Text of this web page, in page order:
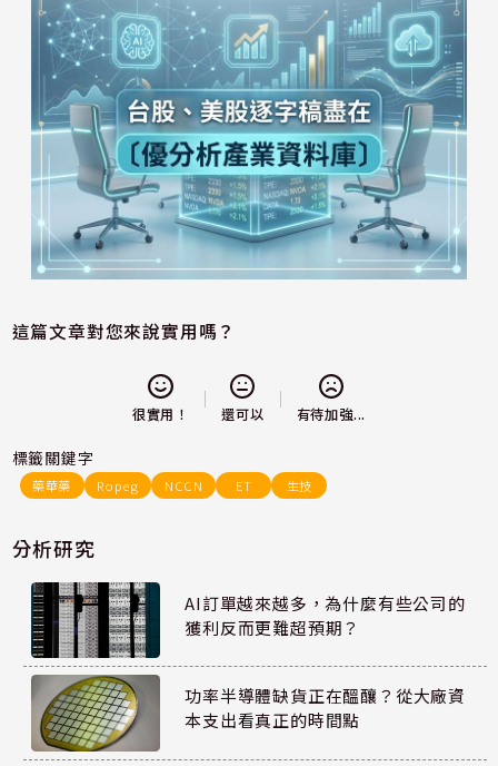
這篇文章對您來說實用嗎？
很實用！ 還可以 有待加強...
標籤關鍵字
藥華藥 Ropeg NCCN ET 生技
分析研究
AI訂單越來越多，為什麼有些公司的
獲利反而更難超預期？
功率半導體缺貨正在醞釀？從大廠資
本支出看真正的時間點